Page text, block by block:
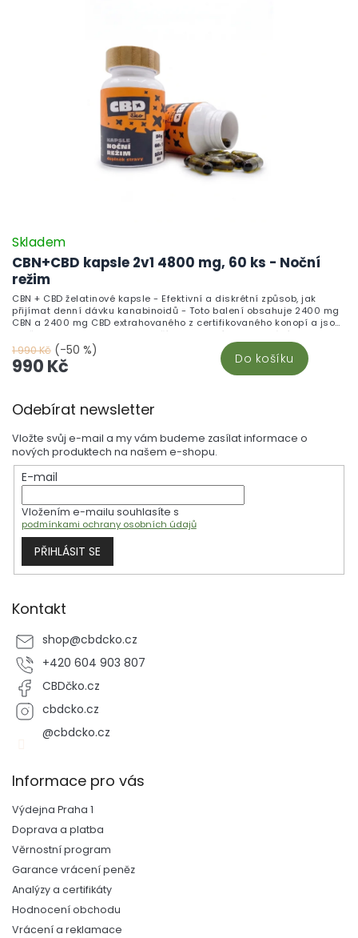
CBN+CBD kapsle 2v1 4800 mg, 60 ks - Noční
režim
Skladem
1 990 Kč (-50 %)
990 Kč Do košíku
CBN + CBD želatinové kapsle - Efektivní a diskrétní způsob, jak
přijímat denní dávku kanabinoidů - Toto balení obsahuje 2400 mg
CBN a 2400 mg CBD extrahovaného z certifikovaného konopí a jsou
skvělou alternativou pro ty, kteří nepreferují vaporizování nebo
nechtějí přímo konzumovat CBD oleje. S jednoduchým dávkováním
(1 kapsle = 40 mg CBN + 40 mg CBD) a diskrétním použitím můžete
snadno zahrnout tyto kanabinoidy do svého každodenního režimu.
Odebírat newsletter
Vložte svůj e-mail a my vám budeme zasílat informace o
nových produktech na našem e-shopu.
E-mail
Vložením e-mailu souhlasíte s
podmínkami ochrany osobních údajů
PŘIHLÁSIT SE
Kontakt
shop@cbdcko.cz
+420 604 903 807
CBDčko.cz
cbdcko.cz
@cbdcko.cz
Informace pro vás
Výdejna Praha 1
Doprava a platba
Věrnostní program
Garance vrácení peněz
Analýzy a certifikáty
Hodnocení obchodu
Vrácení a reklamace